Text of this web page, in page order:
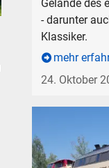
Gelände des
- darunter
Klassiker.
mehr
24. Oktober